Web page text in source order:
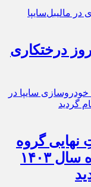
درختکاری
گروه
خودروسازی سایپا در بهمن ماه سال ۱۴۰۳